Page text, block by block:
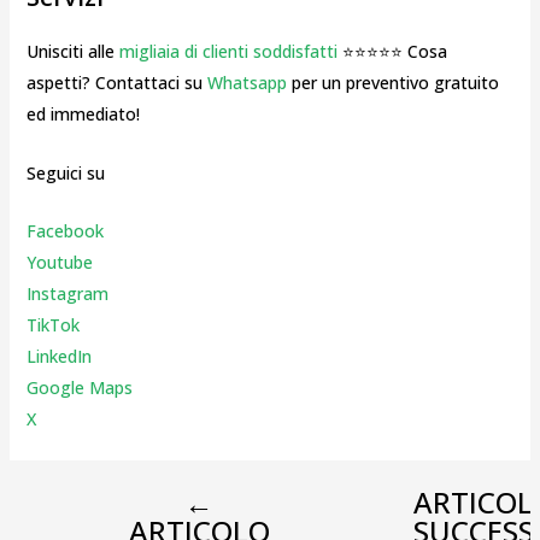
Unisciti alle migliaia di clienti soddisfatti⭐⭐⭐⭐⭐ Cosa
aspetti? Contattaci su Whatsapp per un preventivo gratuito
ed immediato!
Seguici su
Facebook
Youtube
Instagram
TikTok
LinkedIn
Google Maps
X
←
ARTICOLO